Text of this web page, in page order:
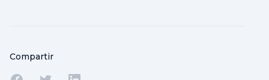
Compartir